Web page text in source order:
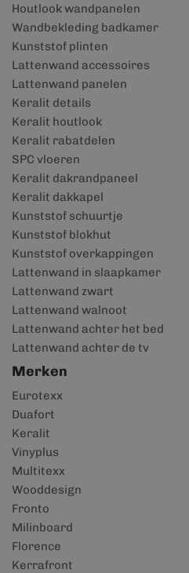
Houtlook wandpanelen
Wandbekleding badkamer
Kunststof plinten
Lattenwand accessoires
Lattenwand panelen
Keralit details
Keralit houtlook
Keralit rabatdelen
SPC vloeren
Keralit dakrandpaneel
Keralit dakkapel
Kunststof schuurtje
Kunststof blokhut
Kunststof overkappingen
Lattenwand in slaapkamer
Lattenwand zwart
Lattenwand walnoot
Lattenwand achter het bed
Lattenwand achter de tv
Merken
Eurotexx
Duafort
Keralit
Vinyplus
Multitexx
Wooddesign
Fronto
Milinboard
Florence
Kerrafront